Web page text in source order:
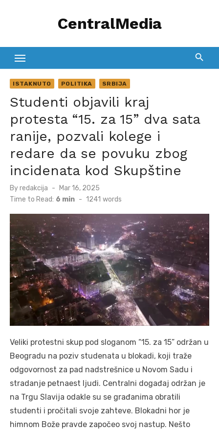
CentralMedia
ISTAKNUTO POLITIKA SRBIJA
Studenti objavili kraj
protesta “15. za 15” dva sata
ranije, pozvali kolege i
redare da se povuku zbog
incidenata kod Skupštine
Byredakcija
Posted
on
Mar 16, 2025
Time to Read: 6 min - 1241 words
Veliki protestni skup pod sloganom “15. za 15” održan u
Beogradu na poziv studenata u blokadi, koji traže
odgovornost za pad nadstrešnice u Novom Sadu i
stradanje petnaest ljudi. Centralni događaj održan je
na Trgu Slavija odakle su se građanima obratili
studenti i pročitali svoje zahteve. Blokadni hor je
himnom Bože pravde započeo svoj nastup. Nešto